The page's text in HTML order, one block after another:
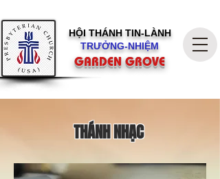
HỘI THÁNH TIN-LÀNH
TRƯỞNG-NHIỆM
GARDEN GROVE
THÁNH NHẠC